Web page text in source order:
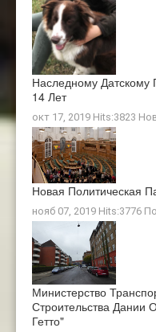
Наследному Датскому
14 Лет
окт 17, 2019 Hits:3823
Новая Политическая
нояб 07, 2019 Hits:3776
Министерство
Строительства Дании
Гетто"